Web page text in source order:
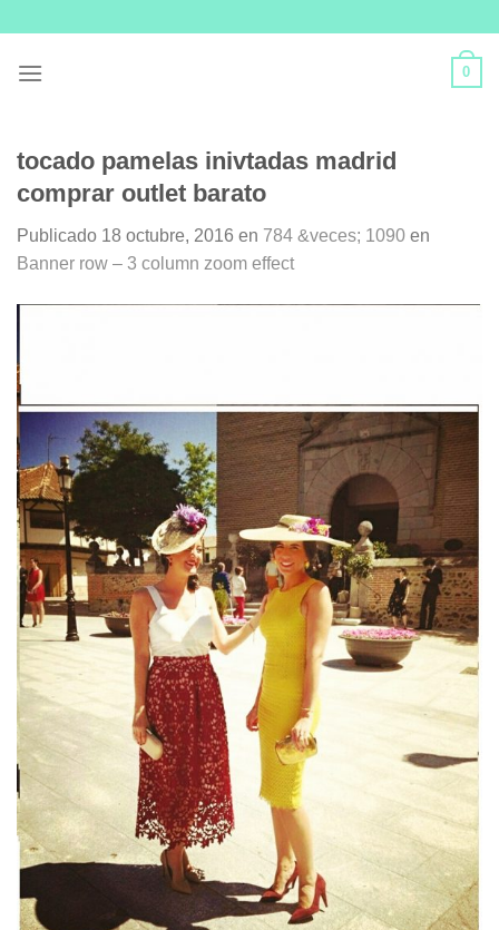
content
0
tocado pamelas inivtadas madrid
comprar outlet barato
Publicado 18 octubre, 2016 en 784 &veces; 1090 en
Banner row – 3 column zoom effect